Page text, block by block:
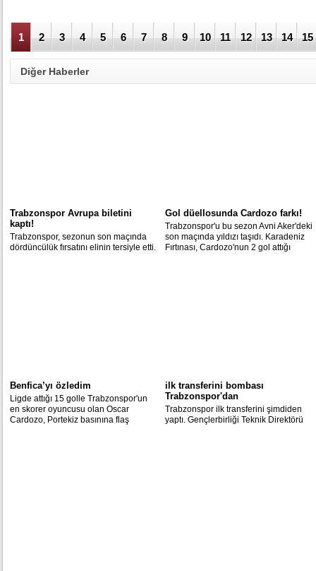
1 2 3 4 5 6 7 8 9 10 11 12 13 14 15
Diğer Haberler
Trabzonspor Avrupa biletini
kaptı!
Trabzonspor, sezonun son maçında
dördüncülük fırsatını elinin tersiyle etti.
Gol düellosunda Cardozo farkı!
Trabzonspor'u bu sezon Avni Aker'deki
son maçında yıldızı taşıdı. Karadeniz
Fırtınası, Cardozo'nun 2 gol attığı
Benfica’yı özledim
Ligde attığı 15 golle Trabzonspor'un
en skorer oyuncusu olan Oscar
Cardozo, Portekiz basınına flaş
ilk transferini bombası
Trabzonspor'dan
Trabzonspor ilk transferini şimdiden
yaptı. Gençlerbirliği Teknik Direktörü